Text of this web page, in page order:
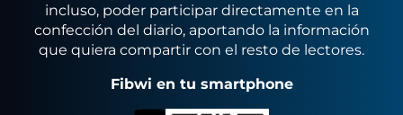
incluso, poder participar directamente en la
confección del diario, aportando la información
que quiera compartir con el resto de lectores.
Fibwi en tu smartphone